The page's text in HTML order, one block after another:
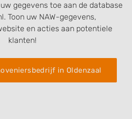
gegevens toe aan de database
Toon uw NAW-gegevens,
en acties aan potentiele
klanten!
in Oldenzaal